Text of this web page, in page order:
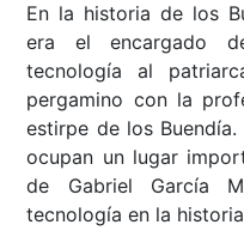
En la historia de los
era el encargado
tecnología al
pergamino con la
estirpe de los
ocupan un lugar
de Gabriel García
tecnología en la